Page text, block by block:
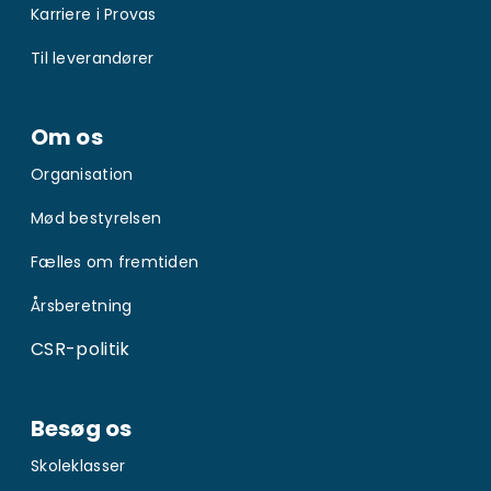
Karriere i Provas
Til leverandører
Om os
Organisation
Mød bestyrelsen
Fælles om fremtiden
Årsberetning
CSR-politik
Besøg os
Skoleklasser